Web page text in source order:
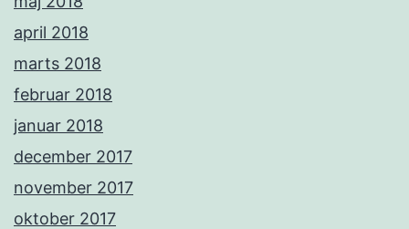
april 2018
marts 2018
februar 2018
januar 2018
december 2017
november 2017
oktober 2017